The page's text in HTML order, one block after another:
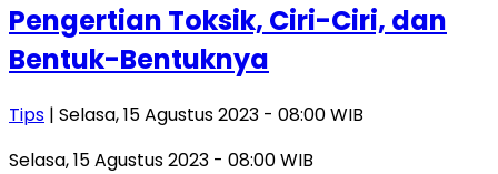
Pengertian Toksik, Ciri-Ciri, dan
Bentuk-Bentuknya
Tips | Selasa, 15 Agustus 2023 - 08:00 WIB
Selasa, 15 Agustus 2023 - 08:00 WIB